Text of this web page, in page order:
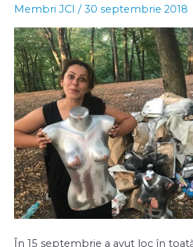
Membri JCI /30 septembrie 2018
În 15 septembrie a avut loc în